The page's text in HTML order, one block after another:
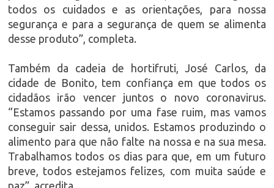
todos os cuidados e as orientações, para nossa
segurança e para a segurança de quem se alimenta
desse produto”, completa.
Também da cadeia de hortifruti, José Carlos, da
cidade de Bonito, tem confiança em que todos os
cidadãos irão vencer juntos o novo coronavirus.
“Estamos passando por uma fase ruim, mas vamos
conseguir sair dessa, unidos. Estamos produzindo o
alimento para que não falte na nossa e na sua mesa.
Trabalhamos todos os dias para que, em um futuro
breve, todos estejamos felizes, com muita saúde e